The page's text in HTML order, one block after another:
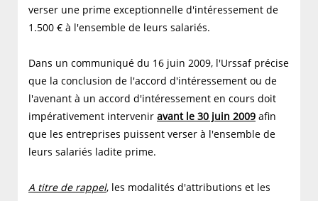
verser une prime exceptionnelle d'intéressement de
1.500 € à l'ensemble de leurs salariés.
Dans un communiqué du 16 juin 2009, l'Urssaf précise
que la conclusion de l'accord d'intéressement ou de
l'avenant à un accord d'intéressement en cours doit
impérativement intervenir avant le 30 juin 2009 afin
que les entreprises puissent verser à l'ensemble de
leurs salariés ladite prime.
A titre de rappel, les modalités d'attributions et les